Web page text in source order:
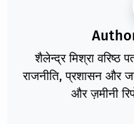
शैलेन्द्र मिश्रा वरिष्ठ
राजनीति, प्रशासन और
और ज़मीनी